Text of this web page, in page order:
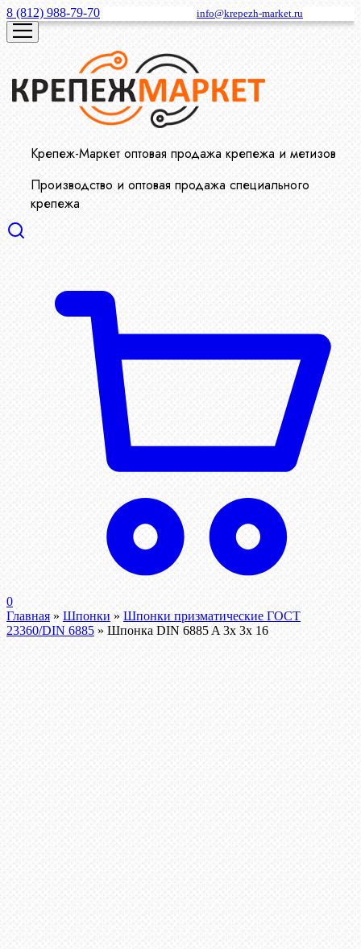
8 (812) 988-79-70 info@krepezh-market.ru
Крепеж-Маркет оптовая продажа крепежа и метизов
Производство и оптовая продажа специального
крепежа
0
Главная » Шпонки » Шпонки призматические ГОСТ
23360/DIN 6885 » Шпонка DIN 6885 A 3x 3x 16